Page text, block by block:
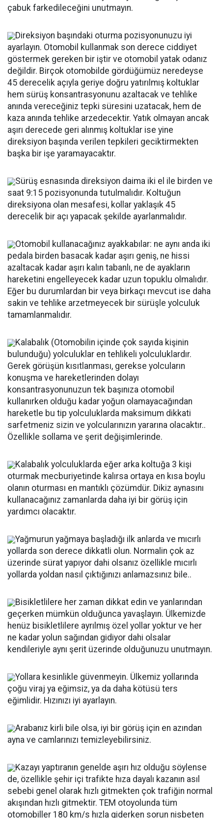
çabuk farkedileceğini unutmayın.
Direksiyon başındaki oturma pozisyonunuzu iyi
ayarlayın. Otomobil kullanmak son derece ciddiyet
göstermek gereken bir iştir ve otomobil yatak odanız
değildir. Birçok otomobilde gördüğümüz neredeyse
45 derecelik açıyla geriye doğru yatırılmış koltuklar
hem sürüş konsantrasyonunu azaltacak ve tehlike
anında vereceğiniz tepki süresini uzatacak, hem de
kaza anında tehlike arzedecektir. Yatık olmayan ancak
aşırı derecede geri alınmış koltuklar ise yine
direksiyon başında verilen tepkileri geciktirmekten
başka bir işe yaramayacaktır.
Sürüş esnasında direksiyon daima iki el ile birden ve
saat 9:15 pozisyonunda tutulmalıdır. Koltuğun
direksiyona olan mesafesi, kollar yaklaşık 45
derecelik bir açı yapacak şekilde ayarlanmalıdır.
Otomobil kullanacağınız ayakkabılar: ne aynı anda iki
pedala birden basacak kadar aşırı geniş, ne hissi
azaltacak kadar aşırı kalın tabanlı, ne de ayakların
hareketini engelleyecek kadar uzun topuklu olmalıdır.
Eğer bu durumlardan bir veya birkaçı mevcut ise daha
sakin ve tehlike arzetmeyecek bir sürüşle yolculuk
tamamlanmalıdır.
Kalabalık (Otomobilin içinde çok sayıda kişinin
bulunduğu) yolculuklar en tehlikeli yolculuklardır.
Gerek görüşün kısıtlanması, gerekse yolcuların
konuşma ve hareketlerinden dolayı
konsantrasyonunuzun tek başınıza otomobil
kullanırken olduğu kadar yoğun olamayacağından
hareketle bu tip yolculuklarda maksimum dikkati
sarfetmeniz sizin ve yolcularınızın yararına olacaktır..
Özellikle sollama ve şerit değişimlerinde.
Kalabalık yolculuklarda eğer arka koltuğa 3 kişi
oturmak mecburiyetinde kalırsa ortaya en kısa boylu
olanın oturması en mantıklı çözümdür. Dikiz aynasını
kullanacağınız zamanlarda daha iyi bir görüş için
yardımcı olacaktır.
Yağmurun yağmaya başladığı ilk anlarda ve mıcırlı
yollarda son derece dikkatli olun. Normalin çok az
üzerinde sürat yapıyor dahi olsanız özellikle mıcırlı
yollarda yoldan nasıl çıktığınızı anlamazsınız bile..
Bisikletlilere her zaman dikkat edin ve yanlarından
geçerken mümkün olduğunca yavaşlayın. Ülkemizde
henüz bisikletlilere ayrılmış özel yollar yoktur ve her
ne kadar yolun sağından gidiyor dahi olsalar
kendileriyle aynı şerit üzerinde olduğunuzu unutmayın.
Yollara kesinlikle güvenmeyin. Ülkemiz yollarında
çoğu viraj ya eğimsiz, ya da daha kötüsü ters
eğimlidir. Hızınızı iyi ayarlayın.
Arabanız kirli bile olsa, iyi bir görüş için en azından
ayna ve camlarınızı temizleyebilirsiniz.
Kazayı yaptıranın genelde aşırı hız olduğu söylense
de, özellikle şehir içi trafikte hıza dayalı kazanın asıl
sebebi genel olarak hızlı gitmekten çok trafiğin normal
akışından hızlı gitmektir. TEM otoyolunda tüm
otomobiller 180 km/s hızla giderken sorun nisbeten